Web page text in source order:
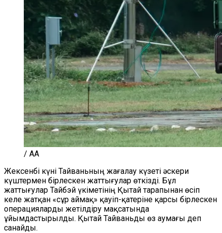
/ AA
Жексенбі күні Тайваньның жағалау күзеті әскери
күштермен бірлескен жаттығулар өткізді. Бұл
жаттығулар Тайбэй үкіметінің Қытай тарапынан өсіп
келе жатқан «сұр аймақ» қауіп-қатеріне қарсы бірлескен
операцияларды жетілдіру мақсатында
ұйымдастырылды. Қытай Тайваньды өз аумағы деп
санайды.